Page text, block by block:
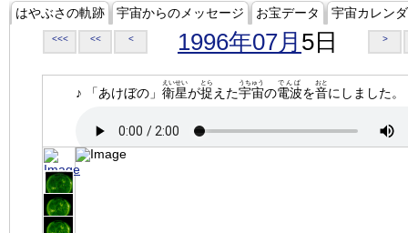
はやぶさの軌跡 宇宙からのメッセージ お宝データ 宇宙カレン
<<< << < 1996年07月 5日 >
♪ 「あけぼの」 衛星
えいせい
が捉
とら
えた宇宙
うちゅう
の電波
でんぱ
を音
おと
にしました。